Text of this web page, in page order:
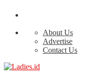
About Us
Advertise
Contact Us